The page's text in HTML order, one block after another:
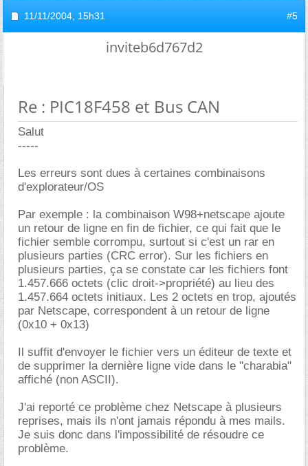
11/11/2004, 15h31 #5
inviteb6d767d2
Re : PIC18F458 et Bus CAN
Salut
-----
Les erreurs sont dues à certaines combinaisons
d'explorateur/OS
Par exemple : la combinaison W98+netscape ajoute
un retour de ligne en fin de fichier, ce qui fait que le
fichier semble corrompu, surtout si c'est un rar en
plusieurs parties (CRC error). Sur les fichiers en
plusieurs parties, ça se constate car les fichiers font
1.457.666 octets (clic droit->propriété) au lieu des
1.457.664 octets initiaux. Les 2 octets en trop, ajoutés
par Netscape, correspondent à un retour de ligne
(0x10 + 0x13)
Il suffit d'envoyer le fichier vers un éditeur de texte et
de supprimer la dernière ligne vide dans le "charabia"
affiché (non ASCII).
J'ai reporté ce problème chez Netscape à plusieurs
reprises, mais ils n'ont jamais répondu à mes mails.
Je suis donc dans l'impossibilité de résoudre ce
problème.